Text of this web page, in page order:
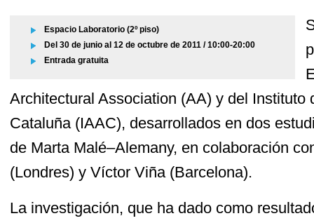
Espacio Laboratorio (2º piso)
Del 30 de junio al 12 de octubre de 2011 / 10:00-20:00
Entrada gratuita
Architectural Association (AA) y del Instituto
Cataluña (IAAC), desarrollados en dos
de Marta Malé–Alemany, en colaboración
(Londres) y Víctor Viña (Barcelona).
La investigación, que ha dado como